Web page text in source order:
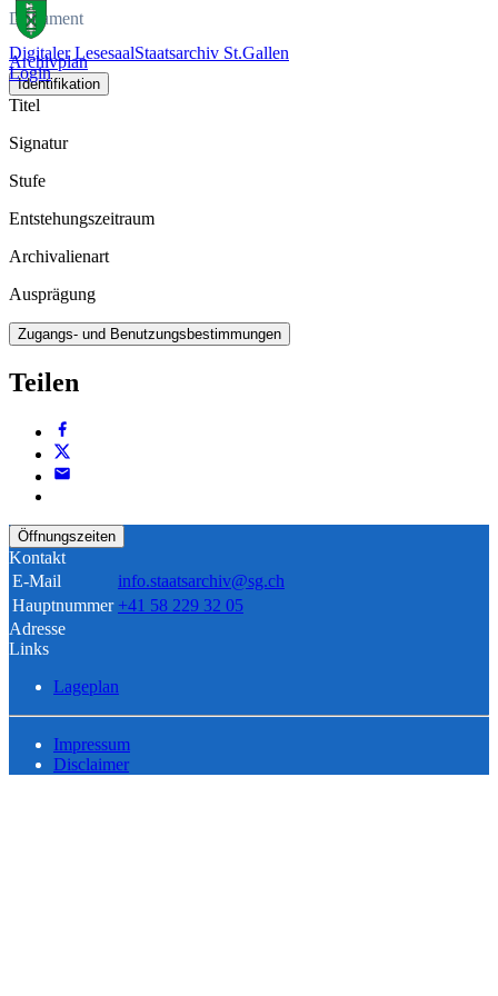
Digitaler LesesaalStaatsarchiv St.Gallen
Login
Dokument
Archivplan
Identifikation
Titel
Signatur
Stufe
Entstehungszeitraum
Archivalienart
Ausprägung
Zugangs- und Benutzungsbestimmungen
Teilen
Öffnungszeiten
Kontakt
E-Mail
info.staatsarchiv@sg.ch
Hauptnummer +41 58 229 32 05
Adresse
Links
Lageplan
Impressum
Disclaimer